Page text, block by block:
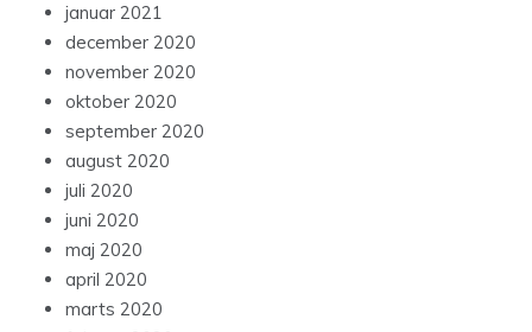
januar 2021
december 2020
november 2020
oktober 2020
september 2020
august 2020
juli 2020
juni 2020
maj 2020
april 2020
marts 2020